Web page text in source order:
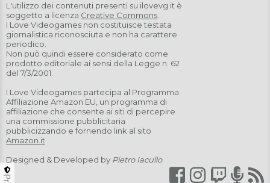
L'utilizzo dei contenuti presenti su ilovevg.it è
soggetto a licenza Creative Commons
I Love Videogames non costituisce testata
giornalistica riconosciuta e non ha carattere
periodico.
Non può quindi essere considerato come
prodotto editoriale ai sensi della Legge n. 62
del 7/3/2001.
I Love Videogames partecipa al Programma
Affiliazione Amazon EU, un programma di
affiliazione che consente ai siti di percepire
una commissione pubblicitaria
pubblicizzando e fornendo link al sito
Amazon.it
Designed & Developed by Pietro Iacullo